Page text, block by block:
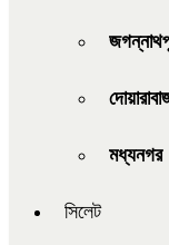
মধ্যনগর
সিলেট